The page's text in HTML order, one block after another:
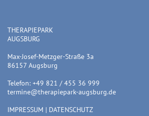
THERAPIEPARK
AUGSBURG
Max-Josef-Metzger-Straße 3a
86157 Augsburg
Telefon: +49 821 / 455 36 999
termine@therapiepark-augsburg.de
IMPRESSUM | DATENSCHUTZ